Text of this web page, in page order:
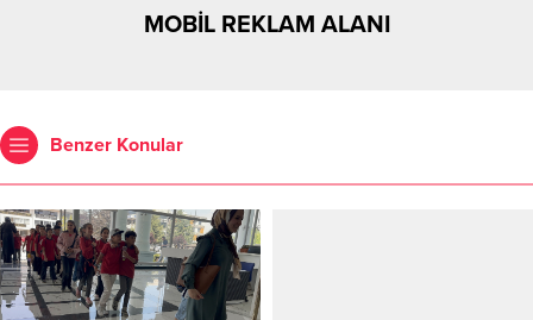
MOBİL REKLAM ALANI
Benzer Konular